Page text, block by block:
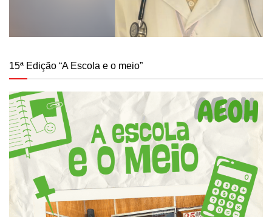
15ª Edição “A Escola e o meio”